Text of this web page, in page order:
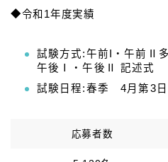
◆令和1年度実績
試験方式:午前I・午前Ⅱ
午後Ⅰ・午後Ⅱ 記述式
試験日程:春季 4月第3日
応募者数